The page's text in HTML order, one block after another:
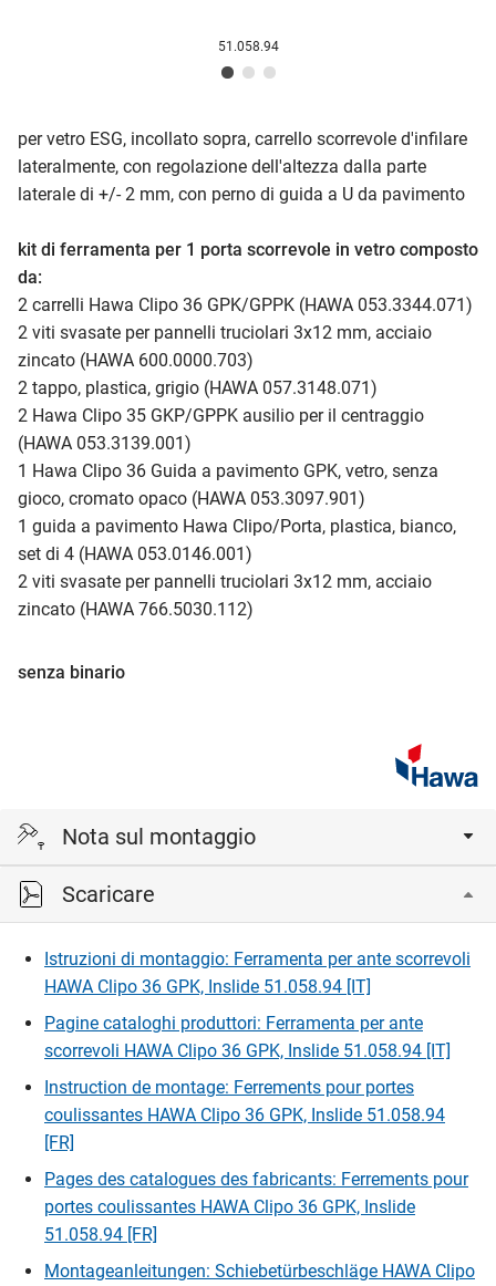
51.058.94
per vetro ESG, incollato sopra, carrello scorrevole d'infilare
lateralmente, con regolazione dell'altezza dalla parte
laterale di +/- 2 mm, con perno di guida a U da pavimento
kit di ferramenta per 1 porta scorrevole in vetro composto
da:
2 carrelli Hawa Clipo 36 GPK/GPPK (HAWA 053.3344.071)
2 viti svasate per pannelli truciolari 3x12 mm, acciaio
zincato (HAWA 600.0000.703)
2 tappo, plastica, grigio (HAWA 057.3148.071)
2 Hawa Clipo 35 GKP/GPPK ausilio per il centraggio
(HAWA 053.3139.001)
1 Hawa Clipo 36 Guida a pavimento GPK, vetro, senza
gioco, cromato opaco (HAWA 053.3097.901)
1 guida a pavimento Hawa Clipo/Porta, plastica, bianco,
set di 4 (HAWA 053.0146.001)
2 viti svasate per pannelli truciolari 3x12 mm, acciaio
zincato (HAWA 766.5030.112)
senza binario
Nota sul montaggio
Larghezza anta = (misura interna mobile + 26) : 2
(KIM = misura interna di corpus)
Scaricare
Istruzioni di montaggio: Ferramenta per ante scorrevoli
HAWA Clipo 36 GPK, Inslide 51.058.94 [IT]
Pagine cataloghi produttori: Ferramenta per ante
scorrevoli HAWA Clipo 36 GPK, Inslide 51.058.94 [IT]
Instruction de montage: Ferrements pour portes
coulissantes HAWA Clipo 36 GPK, Inslide 51.058.94
[FR]
Pages des catalogues des fabricants: Ferrements pour
portes coulissantes HAWA Clipo 36 GPK, Inslide
51.058.94 [FR]
Montageanleitungen: Schiebetürbeschläge HAWA Clipo